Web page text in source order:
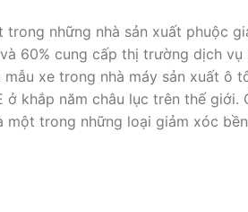
trong những nhà sản xuất phuộc
60% cung cấp thị trường dịch vụ
mẫu xe trong nhà máy sản xuất ô
ở khắp năm châu lục trên thế giới.
một trong những loại giảm xóc